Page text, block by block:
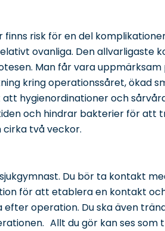
finns risk för en del
ovanliga. Den allvarligaste
Man får vara
kring operationssåret, ökad
hygienordinationer och
och hindrar bakterier för att
två veckor.
Du bör ta kontakt
för att etablera en kontakt
efter operation. Du ska även
Allt du gör kan ses